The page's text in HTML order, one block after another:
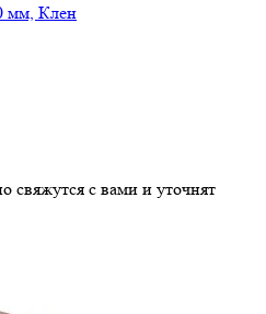
мм, Клен
свяжутся с вами и уточнят